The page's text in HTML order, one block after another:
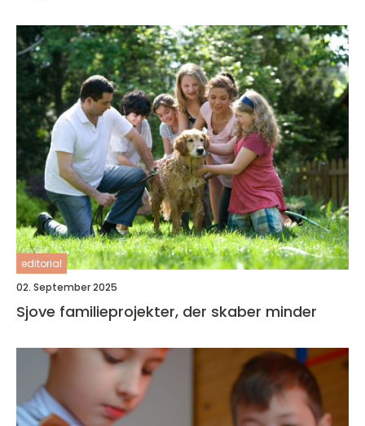
editorial
02. September 2025
Sjove familieprojekter, der skaber minder